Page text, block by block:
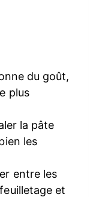
du goût,
plus
la pâte
les
entre les
et